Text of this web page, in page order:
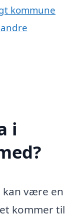
kommune
i
kan være en
kommer til